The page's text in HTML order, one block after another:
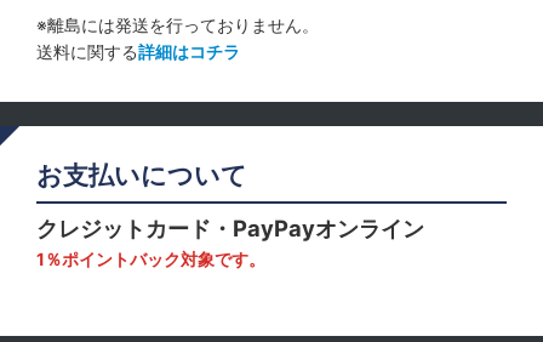
※離島には発送を行っておりません。
送料に関する詳細はコチラ
お支払いについて
クレジットカード・PayPayオンライン
1％ポイントバック対象です。